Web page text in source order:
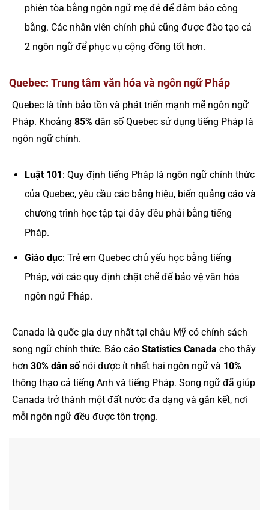
phiên tòa bằng ngôn ngữ mẹ đẻ để đảm bảo công
bằng. Các nhân viên chính phủ cũng được đào tạo cả
2 ngôn ngữ để phục vụ cộng đồng tốt hơn.
Quebec: Trung tâm văn hóa và ngôn ngữ Pháp
Quebec là tỉnh bảo tồn và phát triển mạnh mẽ ngôn ngữ
Pháp. Khoảng 85% dân số Quebec sử dụng tiếng Pháp là
ngôn ngữ chính.
Luật 101 : Quy định tiếng Pháp là ngôn ngữ chính thức
của Quebec, yêu cầu các bảng hiệu, biển quảng cáo và
chương trình học tập tại đây đều phải bằng tiếng
Pháp.
Giáo dục: Trẻ em Quebec chủ yếu học bằng tiếng
Pháp, với các quy định chặt chẽ để bảo vệ văn hóa
ngôn ngữ Pháp.
Canada là quốc gia duy nhất tại châu Mỹ có chính sách
song ngữ chính thức. Báo cáo Statistics Canada cho thấy
hơn 30% dân sốnói được ít nhất hai ngôn ngữ và 10%
thông thạo cả tiếng Anh và tiếng Pháp. Song ngữ đã giúp
Canada trở thành một đất nước đa dạng và gắn kết, nơi
mỗi ngôn ngữ đều được tôn trọng.